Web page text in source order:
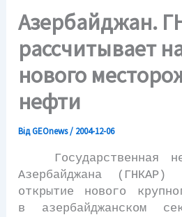
Азербайджан.
рассчитывает
нового
нефти
ВідGEOnews/ 2004-12-06
Государственная
Азербайджана (ГНКАР)
открытие нового
в азербайджанском